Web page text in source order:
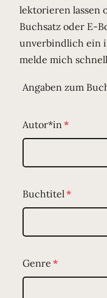
lektorieren lassen
Buchsatz oder E-
unverbindlich ein
melde mich
Angaben zum
Autor*in
Buchtitel
Genre